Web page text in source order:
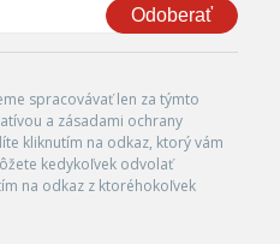
Odoberať
spracovávať len za týmto
a zásadami ochrany
kliknutím na odkaz, ktorý vám
kedykoľvek odvolať
na odkaz z ktoréhokoľvek